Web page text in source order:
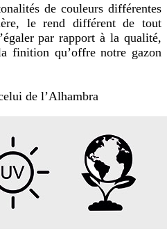
de couleurs différentes
le rend différent de tout
par rapport à la qualité,
finition qu’offre notre gazon
de l’Alhambra